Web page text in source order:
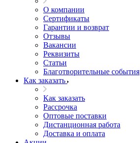
О компании
Сертификаты
Гарантии и возврат
Отзывы
Вакансии
Реквизиты
Статьи
Благотворительные события
Как заказать
Как заказать
Рассрочка
Оптовые поставки
Дистанционная работа
Доставка и оплата